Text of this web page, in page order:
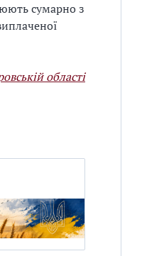
сумарно з
області